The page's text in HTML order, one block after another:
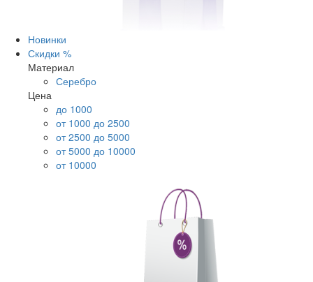
Новинки
Скидки %
Материал
Серебро
Цена
до 1000
от 1000 до 2500
от 2500 до 5000
от 5000 до 10000
от 10000